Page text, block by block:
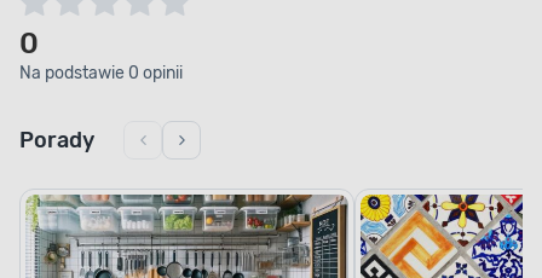
0
Na podstawie 0 opinii
Porady